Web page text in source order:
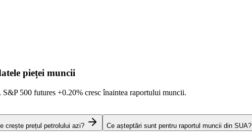
pieței muncii
S&P 500 futures +0.20% cresc înaintea raportului muncii.
crește prețul petrolului azi? Ce așteptări sunt pentru raportul muncii din SUA?